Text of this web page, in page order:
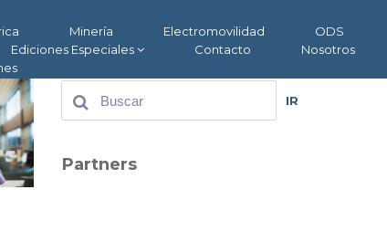
Minería Electromovilidad
ODS
Ediciones Especiales Contacto
Nosotros
IR
Partners